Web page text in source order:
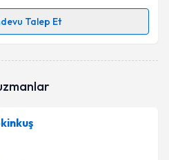
Talep Et
randevu almanız için bir